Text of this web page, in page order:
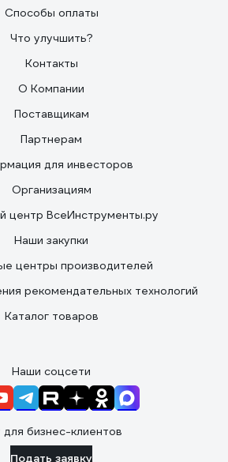
Способы оплаты
Что улучшить?
Контакты
О Компании
Поставщикам
Партнерам
для инвесторов
Организациям
центр ВсеИнструменты.ру
Наши закупки
центры производителей
рекомендательных технологий
Каталог товаров
Наши соцсети
для бизнес-клиентов
Подать заявку